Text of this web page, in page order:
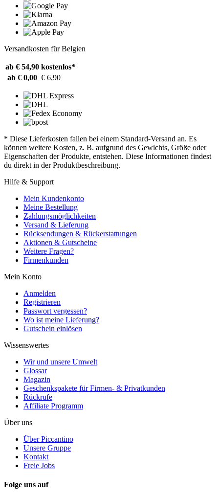
Versandkosten für Belgien
ab € 54,90 kostenlos*
ab € 0,00 € 6,90
* Diese Lieferkosten fallen bei einem Standard-Versand an. Es
können weitere Kosten, z. B. aufgrund des Gewichts, Größe oder
Eigenschaften der Produkte, entstehen. Diese Informationen findest
du direkt in der Produktbeschreibung.
Hilfe & Support
Mein Kundenkonto
Meine Bestellung
Zahlungsmöglichkeiten
Versand & Lieferung
Rücksendungen & Rückerstattungen
Aktionen & Gutscheine
Weitere Fragen?
Firmenkunden
Mein Konto
Anmelden
Registrieren
Passwort vergessen?
Wo ist meine Lieferung?
Gutschein einlösen
Wissenswertes
Wir und unsere Umwelt
Glossar
Magazin
Geschenkspakete für Firmen- & Privatkunden
Rückrufe
Affiliate Programm
Über uns
Über Piccantino
Unsere Gruppe
Kontakt
Freie Jobs
Folge uns auf